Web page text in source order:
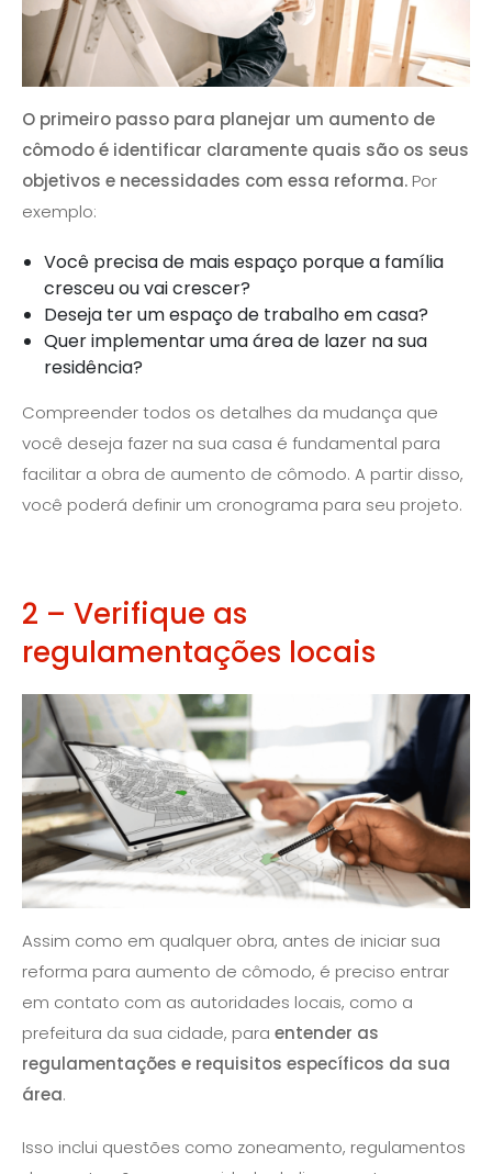
O primeiro passo para planejar um aumento de
cômodo é identificar claramente quais são os seus
objetivos e necessidades com essa reforma. Por
exemplo:
Você precisa de mais espaço porque a família
cresceu ou vai crescer?
Deseja ter um espaço de trabalho em casa?
Quer implementar uma área de lazer na sua
residência?
Compreender todos os detalhes da mudança que
você deseja fazer na sua casa é fundamental para
facilitar a obra de aumento de cômodo. A partir disso,
você poderá definir um cronograma para seu projeto.
2 – Verifique as
regulamentações locais
Assim como em qualquer obra, antes de iniciar sua
reforma para aumento de cômodo, é preciso entrar
em contato com as autoridades locais, como a
prefeitura da sua cidade, para entender as
regulamentações e requisitos específicos da sua
área.
Isso inclui questões como zoneamento, regulamentos